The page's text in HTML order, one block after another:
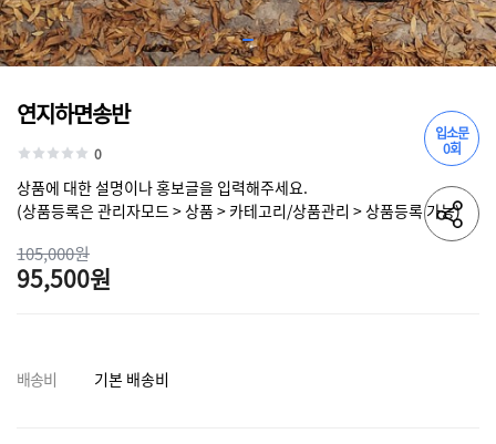
입소문
0회
연지하면송반
0
상품에 대한 설명이나 홍보글을 입력해주세요.
(상품등록은 관리자모드 > 상품 > 카테고리/상품관리 > 상품등록 가능)
105,000원
95,500원
배송비 기본 배송비